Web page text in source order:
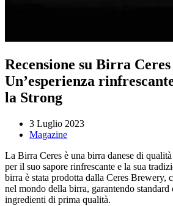
Recensione su Birra Ceres
Un’esperienza
la Strong
3 Luglio 2023
Magazine
La Birra Ceres è una birra danese di
per il suo sapore rinfrescante e la sua
birra è stata prodotta dalla Ceres Brewery,
nel mondo della birra, garantendo
ingredienti di prima qualità.